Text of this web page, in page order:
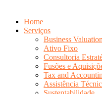
Home
Serviços
Business Valuation
Ativo Fixo
Consultoria
Fusões e
Tax and
Assistência